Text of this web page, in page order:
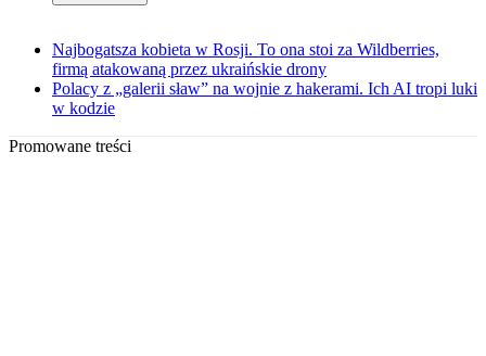
Najbogatsza kobieta w Rosji. To ona stoi za Wildberries,
firmą atakowaną przez ukraińskie drony
Polacy z „galerii sław” na wojnie z hakerami. Ich AI tropi luki
w kodzie
Promowane treści